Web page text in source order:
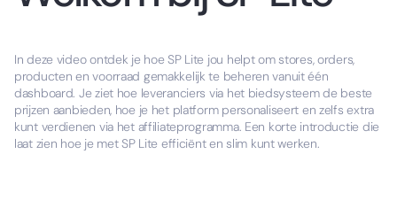
In deze video ontdek je hoe SP Lite jou helpt om stores, orders,
producten en voorraad gemakkelijk te beheren vanuit één
dashboard. Je ziet hoe leveranciers via het biedsysteem de beste
prijzen aanbieden, hoe je het platform personaliseert en zelfs extra
kunt verdienen via het affiliateprogramma. Een korte introductie die
laat zien hoe je met SP Lite efficiënt en slim kunt werken.